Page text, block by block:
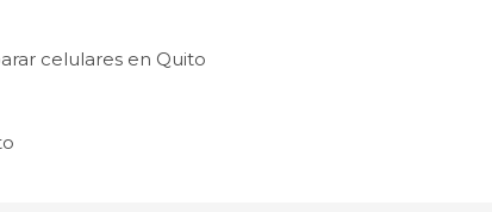
celulares en Quito